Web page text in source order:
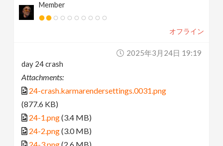
Member
オフライン
2025年3月24日 19:19
day 24 crash
Attachments:
24-crash.karmarendersettings.0031.png
(877.6 KB)
24-1.png(3.4 MB)
24-2.png(3.0 MB)